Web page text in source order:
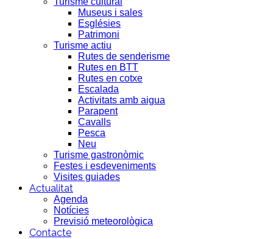
Museus i sales
Esglésies
Patrimoni
Turisme actiu
Rutes de senderisme
Rutes en BTT
Rutes en cotxe
Escalada
Activitats amb aigua
Parapent
Cavalls
Pesca
Neu
Turisme gastronòmic
Festes i esdeveniments
Visites guiades
Actualitat
Agenda
Notícies
Previsió meteorològica
Contacte